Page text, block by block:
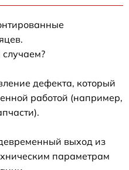
дефекта, который
работой (например,
выход из
параметрам